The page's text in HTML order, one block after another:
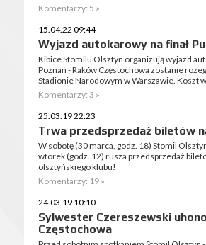
Komentarzy: 5 »
15.04.22 09:44
Wyjazd autokarowy na finał
Kibice Stomilu Olsztyn organizują wyjazd
Poznań - Raków Częstochowa zostanie
Stadionie Narodowym w Warszawie. Koszt
Komentarzy: 3 »
25.03.19 22:23
Trwa przedsprzedaż biletów
W sobotę (30 marca, godz. 18) Stomil
wtorek (godz. 12) rusza przedsprzedaż
olsztyńskiego klubu!
Komentarzy: 19 »
24.03.19 10:10
Sylwester Czereszewski
Częstochowa